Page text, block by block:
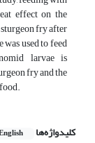
effect on the
fry after
used to feed
larvae is
fry and the
کلیدواژه‌ها